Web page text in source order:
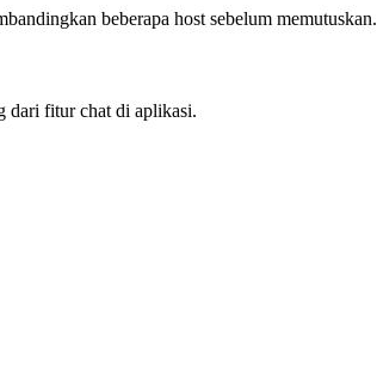
beberapa host sebelum memutuskan.
dari fitur chat di aplikasi.